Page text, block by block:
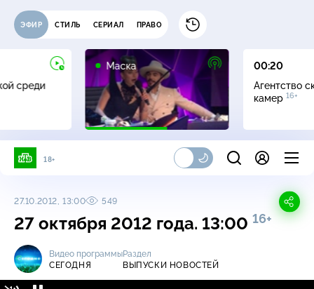
ЭФИР СТИЛЬ СЕРИАЛ ПРАВО
среди
Маска
12+
00:20
Агентство
камер 16+
18+
27.10.2012, 13:00 549
27 октября 2012 года. 13:00 16+
Видео программы
СЕГОДНЯ
Раздел
ВЫПУСКИ НОВОСТЕЙ